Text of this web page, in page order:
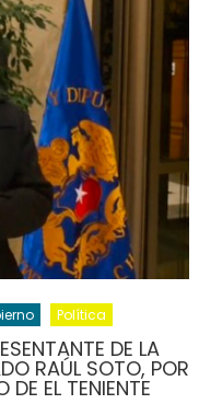
Política
DE LA
RAÚL SOTO, POR
DE EL TENIENTE